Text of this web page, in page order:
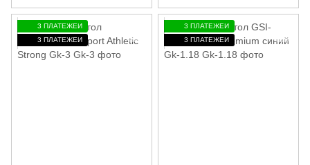
3 ПЛАТЕЖЕЙ
3 ПЛАТЕЖЕЙ
3 ПЛАТЕЖЕЙ
3 ПЛАТЕЖЕЙ